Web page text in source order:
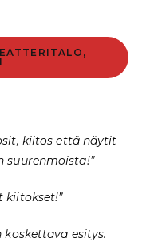
kiitos että näytit
suurenmoista!”
kiitokset!”
koskettava esitys.